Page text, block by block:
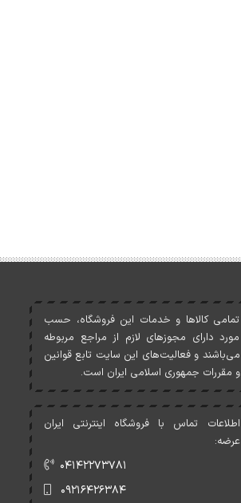
تمامی کالاها و خدمات اين فروشگاه، حسب
مورد دارای مجوزهای لازم از مراجع مربوطه
می‌باشند و فعاليت‌های اين سايت تابع قوانين
و مقررات جمهوری اسلامی ايران است.
اطلاعات تماس با فروشگاه اینترنتی ایران
عرضه:
۰۴۱۴۲۲۷۳۷۸۱
۰۹۲۱۶۴۲۶۳۸۴